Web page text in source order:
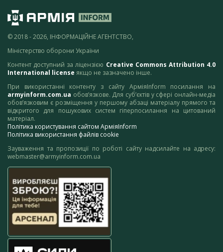
© 2018 - 2026, ІНФОРМАЦІЙНЕ АГЕНТСТВО,
Міністерство оборони України
Контент доступний за ліцензією Creative Commons Attribution 4.0
International license якщо не зазначено інше.
При використанні контенту з сайту АрміяInform посилання на
armyinform.com.ua обов’язкове. Для суб’єктів у сфері онлайн-медіа
обов’язковим є розміщення у першому абзаці матеріалу прямого та
відкритого для пошукових систем гіперпосилання на цитований
матеріал.
Політика користування сайтом АрміяInform
Політика використання файлів cookie
Зауваження та пропозиції по роботі сайту надсилайте на адресу:
webmaster@armyinform.com.ua